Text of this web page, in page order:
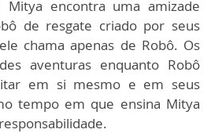
Mitya encontra uma amizade
de resgate criado por seus
chama apenas de Robô. Os
aventuras enquanto Robô
em si mesmo e em seus
tempo em que ensina Mitya